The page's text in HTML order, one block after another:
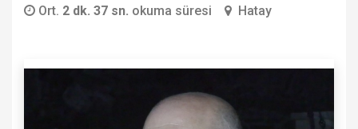
Ort. 2 dk. 37 sn. okuma süresi Hatay